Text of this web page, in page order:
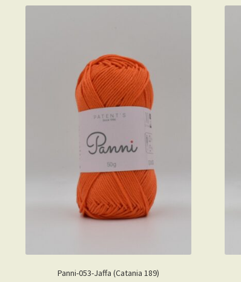
Panni-053-Jaffa (Catania 189)